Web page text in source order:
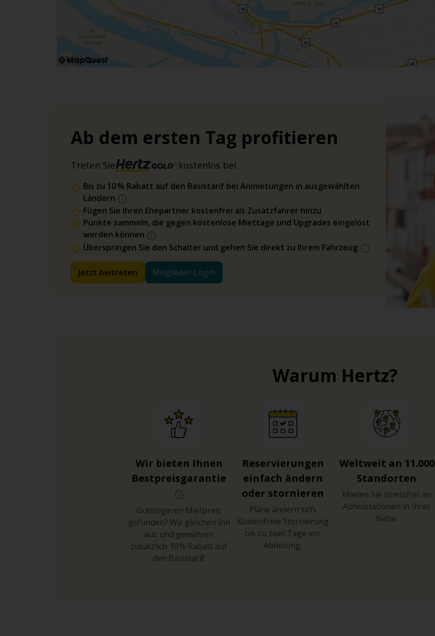
Ab dem ersten Tag profitieren
Treten Sie kostenlos bei.
Bis zu 10 % Rabatt auf den Basistarif bei Anmietungen in ausgewählten
Ländern
Fügen Sie Ihren Ehepartner kostenfrei als Zusatzfahrer hinzu
Punkte sammeln, die gegen kostenlose Miettage und Upgrades eingelöst
werden können
Überspringen Sie den Schalter und gehen Sie direkt zu Ihrem Fahrzeug
Jetzt beitreten Mitglieder-Login
Warum Hertz?
Wir bieten Ihnen
Bestpreisgarantie
Günstigeren Mietpreis
gefunden? Wir gleichen ihn
aus und gewähren
zusätzlich 10 % Rabatt auf
den Basistarif.
Reservierungen
einfach ändern
oder stornieren
Pläne ändern sich.
Kostenfreie Stornierung
bis zu zwei Tage vor
Abholung.
Weltweit an 11.000
Standorten
Mieten Sie stressfrei an
Abholstationen in Ihrer
Nähe.